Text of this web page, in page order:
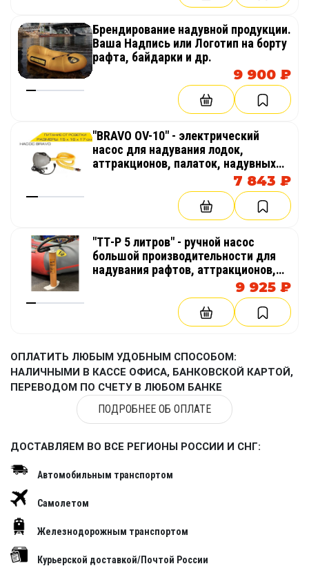
Брендирование надувной продукции.
Ваша Надпись или Логотип на борту
рафта, байдарки и др.
9 900 ₽
"BRAVO OV-10" - электрический
насос для надувания лодок,
аттракционов, палаток, надувных
7 843 ₽
"ТТ-Р 5 литров" - ручной насос
большой производительности для
надувания рафтов, аттракционов,
палаток, катамаранов, лодок9 925 ₽
ОПЛАТИТЬ ЛЮБЫМ УДОБНЫМ СПОСОБОМ:
НАЛИЧНЫМИ В КАССЕ ОФИСА, БАНКОВСКОЙ КАРТОЙ,
ПЕРЕВОДОМ ПО СЧЕТУ В ЛЮБОМ БАНКЕ
ПОДРОБНЕЕ ОБ ОПЛАТЕ
ДОСТАВЛЯЕМ ВО ВСЕ РЕГИОНЫ РОССИИ И СНГ:
Автомобильным транспортом
Самолетом
Железнодорожным транспортом
Курьерской доставкой/Почтой России